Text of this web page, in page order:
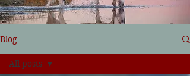
Blog
All posts